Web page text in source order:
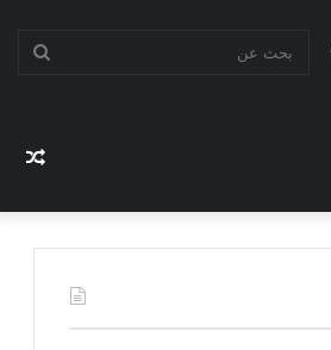
عن
الوضع